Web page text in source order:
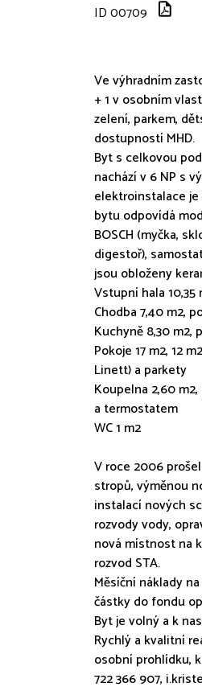
ID 00709
Ve výhradním
+ 1 v osobním
zelení, parkem,
dostupností MHD.
Byt s celkovou
nachází v 6 NP s
elektroinstalace je
bytu odpovídá
BOSCH (myčka,
digestoř),
jsou obloženy
Vstupní hala
Chodba 7,40 m2,
Kuchyně 8,30 m2,
Pokoje 17 m2, 12
Linett) a parkety
Koupelna 2,60
a termostatem
WC 1 m2
V roce 2006
stropů, výměnou
instalací nových
rozvody vody,
nová místnost na
rozvod STA.
Měsíční náklady
částky do fondu
Byt je volný a k
Rychlý a kvalitní
osobní prohlídku,
722 366 907,